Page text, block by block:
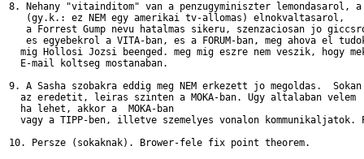
8. Nehany "vitainditom" van a penzugyminiszter lemondasarol, a
   (gy.k.: ez NEM egy amerikai tv-allomas) elnokvaltasarol,
a Forrest Gump nevu hatalmas sikeru, szenzaciosan jo
es egyebekrol a VITA-ban, es a FORUM-ban, meg ahova el
mig Hollosi Jozsi beenged. meg mig eszre nem veszik, hogy
  E-mail koltseg mostanaban.
9. A Sasha szobakra eddig meg NEM erkezett jo megoldas.
  az eredetit, leiras szinten a MOKA-ban. Ugy altalaban velem
  ha lehet, akkor a  MOKA-ban
vagy a TIPP-ben, illetve szemelyes vonalon kommunikaljatok.
10. Persze (sokaknak). Brower-fele fix point theorem.